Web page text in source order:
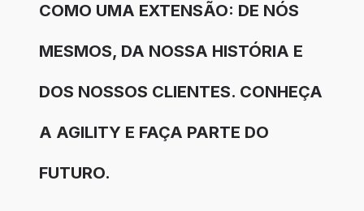
COMO UMA EXTENSÃO: DE NÓS
MESMOS, DA NOSSA HISTÓRIA E
DOS NOSSOS CLIENTES. CONHEÇA
A AGILITY E FAÇA PARTE DO
FUTURO.